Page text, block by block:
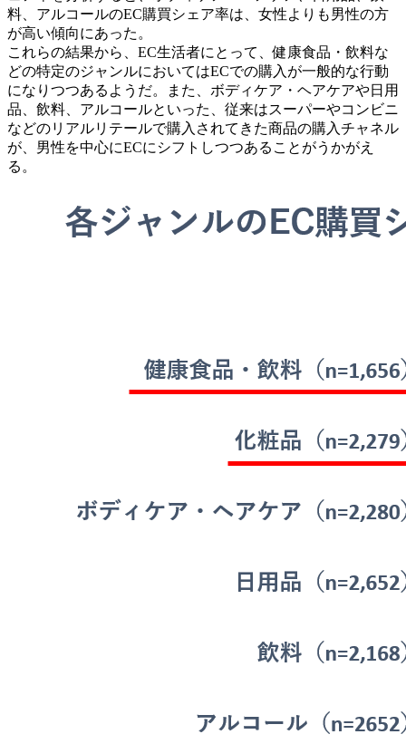
料、アルコールのEC購買シェア率は、女性よりも男性の方
が高い傾向にあった。
これらの結果から、EC生活者にとって、健康食品・飲料な
どの特定のジャンルにおいてはECでの購入が一般的な行動
になりつつあるようだ。また、ボディケア・ヘアケアや日用
品、飲料、アルコールといった、従来はスーパーやコンビニ
などのリアルリテールで購入されてきた商品の購入チャネル
が、男性を中心にECにシフトしつつあることがうかがえ
る。